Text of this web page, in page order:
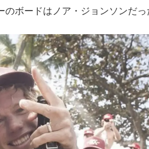
ボードはノア・ジョンソンだっ